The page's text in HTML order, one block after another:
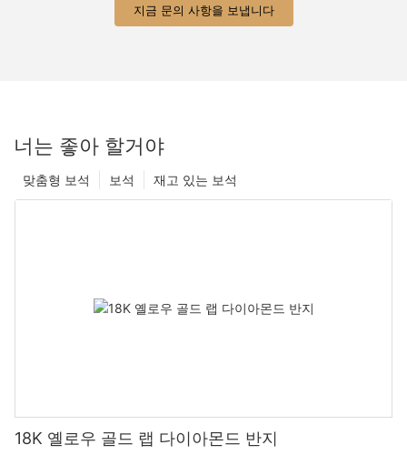
지금 문의 사항을 보냅니다
너는 좋아 할거야
재고 있는 보석
보석
맞춤형 보석
18K 옐로우 골드 랩 다이아몬드 반지